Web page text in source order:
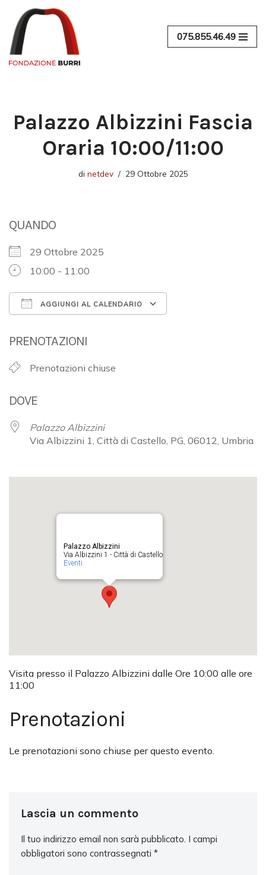
Vai
al
contenuto
075.855.46.49
Palazzo Albizzini Fascia
Oraria 10:00/11:00
di netdev 29 Ottobre 2025
QUANDO
29 Ottobre 2025
10:00 - 11:00
AGGIUNGI AL CALENDARIO
PRENOTAZIONI
Prenotazioni chiuse
DOVE
Palazzo Albizzini
Via Albizzini 1, Città di Castello, PG, 06012, Umbria
Palazzo Albizzini
Via Albizzini 1 - Città di Castello
Eventi
Visita presso il Palazzo Albizzini dalle Ore 10:00 alle ore
11:00
Prenotazioni
Le prenotazioni sono chiuse per questo evento.
Lascia un commento
Il tuo indirizzo email non sarà pubblicato. I campi
obbligatori sono contrassegnati *